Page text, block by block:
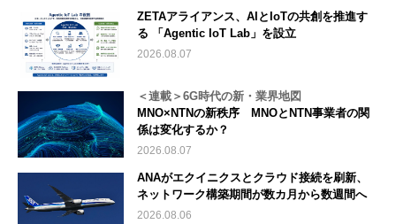
ZETAアライアンス、AIとIoTの共創を推進す
る 「Agentic IoT Lab」を設立
2026.08.07
＜連載＞6G時代の新・業界地図
MNO×NTNの新秩序 MNOとNTN事業者の関
係は変化するか？
2026.08.07
ANAがエクイニクスとクラウド接続を刷新、
ネットワーク構築期間が数カ月から数週間へ
2026.08.06